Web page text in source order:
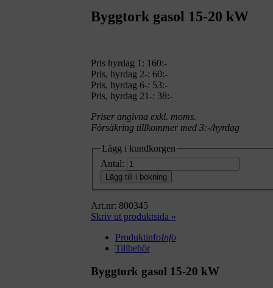
Byggtork gasol 15-20 kW
Pris hyrdag 1: 160:-
Pris, hyrdag 2-: 60:-
Pris, hyrdag 6-: 53:-
Pris, hyrdag 21-: 38:-
Priser angivna exkl. moms.
Försäkring tillkommer med 3:-/hyrdag
Lägg i kundkorgen
Antal:
Lägg till i bokning
Art.nr: 800345
Skriv ut produktsida »
ProduktinfoInfo
Tillbehör
Byggtork gasol 15-20 kW